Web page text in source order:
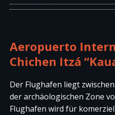
Aeropuerto
Chichen Itzá
Der Flughafen liegt
der archäologischen Zone
Flughafen wird für